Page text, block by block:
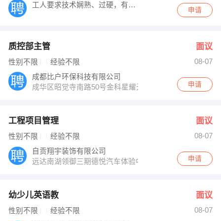
工人要求技术娴熟、过硬，有二年以上工作经
申请
质控部主管 面议
性别不限 经验不限
08-07
成都比户环保科技有限公司
成华区昭觉寺南路50号金科星耀天都4栋1705
申请
工程项目管理 面议
性别不限 经验不限
08-07
自贡翔宇装饰有限公司
远达南湖领御三期德悦汽车体验中心楼上（2-4）楼
申请
幼少儿英语教 面议
性别不限 经验不限
08-07